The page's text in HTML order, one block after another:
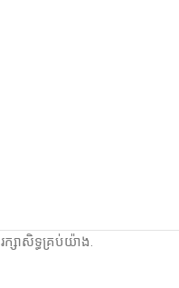
រក្សាសិទ្ធគ្រប់យ៉ាង.